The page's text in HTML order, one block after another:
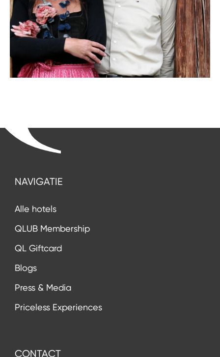
NAVIGATIE
Alle hotels
QLUB Membership
QL Giftcard
Blogs
Press & Media
Priceless Experiences
CONTACT